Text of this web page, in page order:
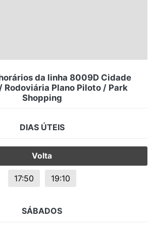
da linha 8009D Cidade
Rodoviária Plano Piloto / Park
Shopping
DIAS ÚTEIS
Volta
17:50 19:10
SÁBADOS